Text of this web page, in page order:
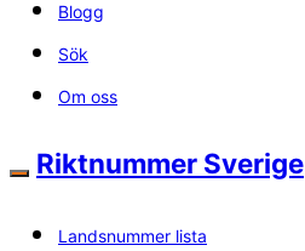
Blogg
Sök
Om oss
Riktnummer Sverige
Landsnummer lista